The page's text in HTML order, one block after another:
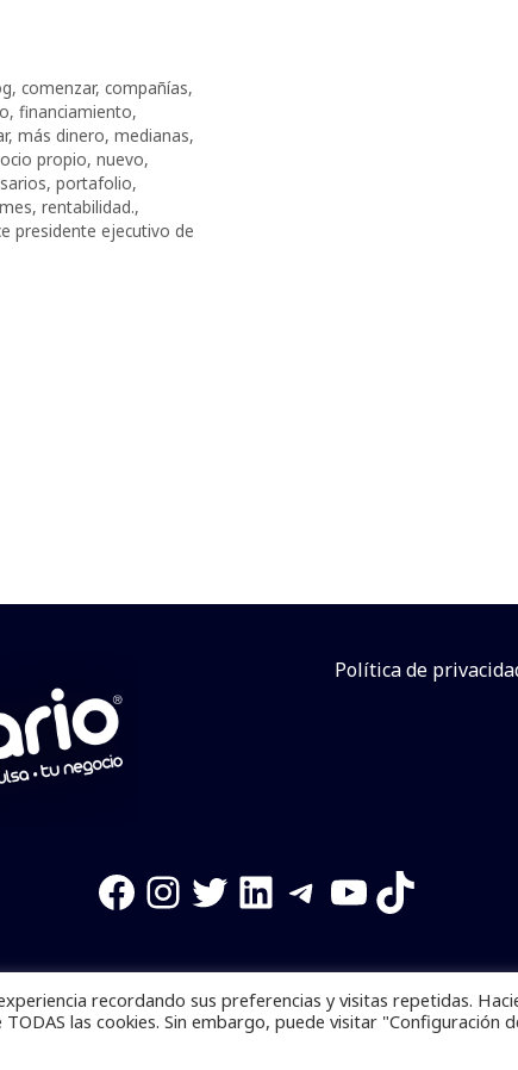
, comenzar, compañías,
, financiamiento,
, más dinero, medianas,
propio, nuevo,
, portafolio,
, rentabilidad.,
presidente ejecutivo de
Política de
Facebook
Instagram
Twitter
LinkedIn
Telegram
YouTube
TikTok
reservados. Se prohibe el uso de la información
Desarrollado poryalla ya!
recordando sus preferencias y visitas repetidas.
las cookies. Sin embargo, puede visitar "Configuración